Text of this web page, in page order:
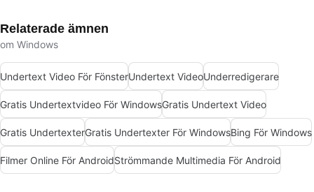
Relaterade ämnen
om Windows
Undertext Video För FönsterUndertext VideoUnderredigerare
Gratis Undertextvideo För WindowsGratis Undertext Video
Gratis UndertexterGratis Undertexter För WindowsBing För Windows
Filmer Online För AndroidStrömmande Multimedia För Android